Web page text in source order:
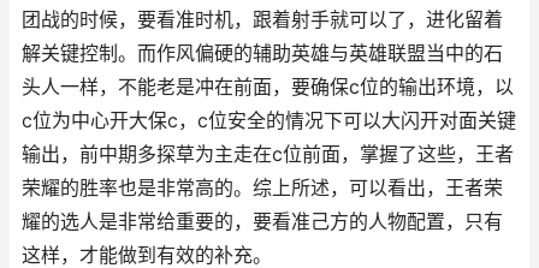
团战的时候，要看准时机，跟着射手就可以了，进化留着
解关键控制。而作风偏硬的辅助英雄与英雄联盟当中的石
头人一样，不能老是冲在前面，要确保c位的输出环境，以
c位为中心开大保c，c位安全的情况下可以大闪开对面关键
输出，前中期多探草为主走在c位前面，掌握了这些，王者
荣耀的胜率也是非常高的。综上所述，可以看出，王者荣
耀的选人是非常给重要的，要看准己方的人物配置，只有
这样，才能做到有效的补充。